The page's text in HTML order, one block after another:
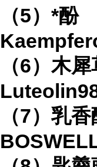
（5）*酚
（6）木犀
Luteolin
（7）乳香